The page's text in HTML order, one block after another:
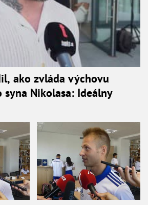
ako zvláda výchovu
syna Nikolasa: Ideálny